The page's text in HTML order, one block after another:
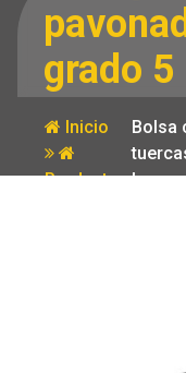
grado 5
Inicio
Producto
Bolsa